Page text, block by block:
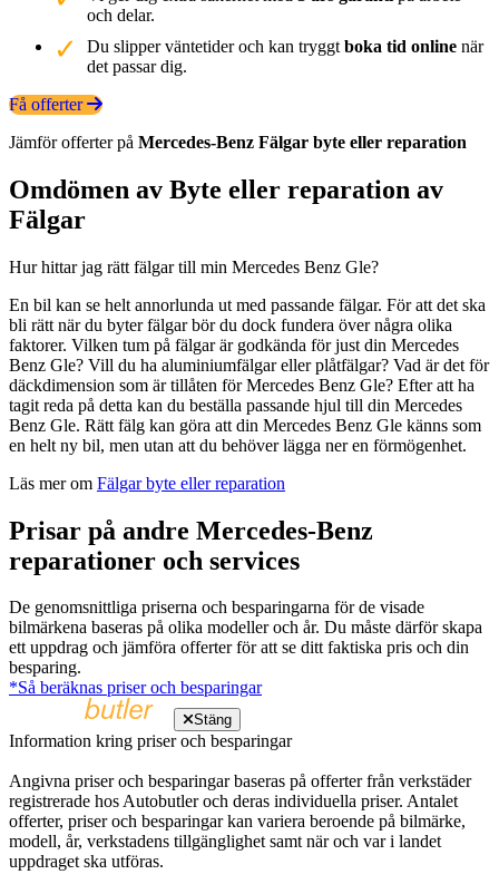
och delar.
Du slipper väntetider och kan tryggt boka tid online när
det passar dig.
Få offerter
Jämför offerter på Mercedes-Benz Fälgar byte eller reparation
Omdömen av Byte eller reparation av
Fälgar
Hur hittar jag rätt fälgar till min Mercedes Benz Gle?
En bil kan se helt annorlunda ut med passande fälgar. För att det ska
bli rätt när du byter fälgar bör du dock fundera över några olika
faktorer. Vilken tum på fälgar är godkända för just din Mercedes
Benz Gle? Vill du ha aluminiumfälgar eller plåtfälgar? Vad är det för
däckdimension som är tillåten för Mercedes Benz Gle? Efter att ha
tagit reda på detta kan du beställa passande hjul till din Mercedes
Benz Gle. Rätt fälg kan göra att din Mercedes Benz Gle känns som
en helt ny bil, men utan att du behöver lägga ner en förmögenhet.
Läs mer om Fälgar byte eller reparation
Prisar på andre Mercedes-Benz
reparationer och services
De genomsnittliga priserna och besparingarna för de visade
bilmärkena baseras på olika modeller och år. Du måste därför skapa
ett uppdrag och jämföra offerter för att se ditt faktiska pris och din
besparing.
*Så beräknas priser och besparingar
Stäng
Information kring priser och besparingar
Angivna priser och besparingar baseras på offerter från verkstäder
registrerade hos Autobutler och deras individuella priser. Antalet
offerter, priser och besparingar kan variera beroende på bilmärke,
modell, år, verkstadens tillgänglighet samt när och var i landet
uppdraget ska utföras.